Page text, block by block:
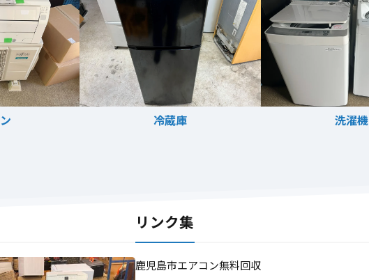
冷蔵庫 洗濯機
リンク集
鹿児島市エアコン無料回収